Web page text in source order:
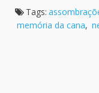
Tags:
memória da cana,